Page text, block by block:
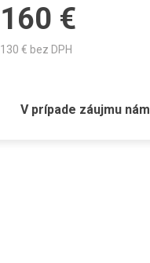
160 €
130 € bez DPH
V prípade záujmu nám